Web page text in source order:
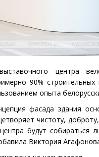
выставочного центра
90%
опыта
фасада здания
чистоту,
будут собираться
Виктория